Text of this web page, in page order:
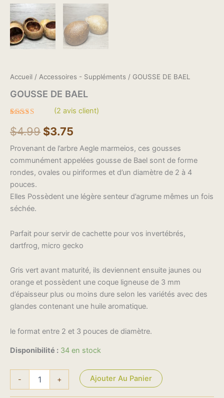
Accueil / Accessoires - Suppléments / GOUSSE DE BAEL
GOUSSE DE BAEL
sur 5 basé
sur
client
(2 avis client)
$4.99 $3.75
Provenant de l’arbre Aegle marmeios, ces gousses
communément appelées gousse de Bael sont de forme
rondes, ovales ou piriformes et d’un diamètre de 2 à 4
pouces.
Elles Possèdent une légère senteur d’agrume mêmes un fois
séchée.
Parfait pour servir de cachette pour vos invertébrés,
dartfrog, micro gecko
Gris vert avant maturité, ils deviennent ensuite jaunes ou
orange et possèdent une coque ligneuse de 3 mm
d’épaisseur plus ou moins dure selon les variétés avec des
glandes contenant une huile aromatique.
le format entre 2 et 3 pouces de diamètre.
Disponibilité : 34 en stock
- + Ajouter Au Panier